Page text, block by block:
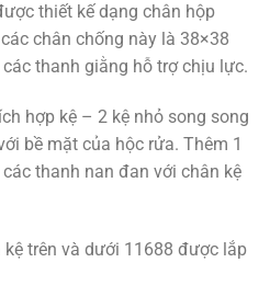
thiết kế dạng chân hộp
chân chống này là 38×38
thanh giằng hỗ trợ chịu lực.
hợp kệ – 2 kệ nhỏ song song
bề mặt của hộc rửa. Thêm 1
thanh nan đan với chân kệ
trên và dưới 11688 được lắp